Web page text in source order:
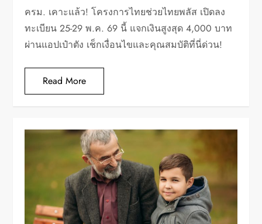
ครม. เคาะแล้ว! โครงการไทยช่วยไทยพลัส เปิดลง
ทะเบียน 25-29 พ.ค. 69 นี้ แจกเงินสูงสุด 4,000 บาท
ผ่านแอปเป๋าตัง เช็กเงื่อนไขและคุณสมบัติที่นี่ด่วน!
Read More